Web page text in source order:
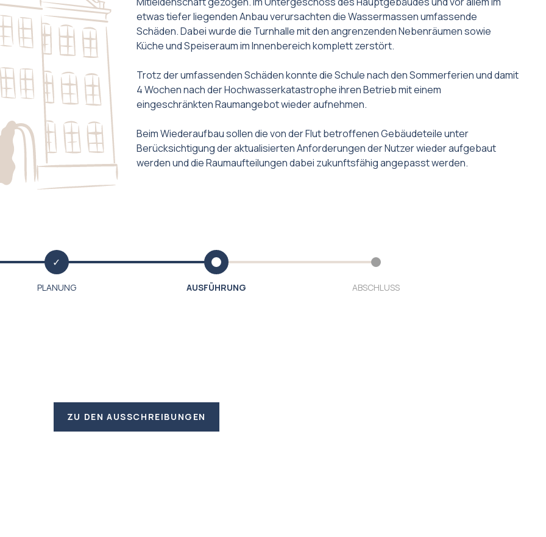
etwas tiefer liegenden Anbau verursachten die Wassermassen umfassende
Schäden. Dabei wurde die Turnhalle mit den angrenzenden Nebenräumen sowie
Küche und Speiseraum im Innenbereich komplett zerstört.
Trotz der umfassenden Schäden konnte die Schule nach den Sommerferien und damit
4 Wochen nach der Hochwasserkatastrophe ihren Betrieb mit einem
eingeschränkten Raumangebot wieder aufnehmen.
Beim Wiederaufbau sollen die von der Flut betroffenen Gebäudeteile unter
Berücksichtigung der aktualisierten Anforderungen der Nutzer wieder aufgebaut
werden und die Raumaufteilungen dabei zukunftsfähig angepasst werden.
PLANUNG AUSFÜHRUNG ABSCHLUSS
ZU DEN AUSSCHREIBUNGEN